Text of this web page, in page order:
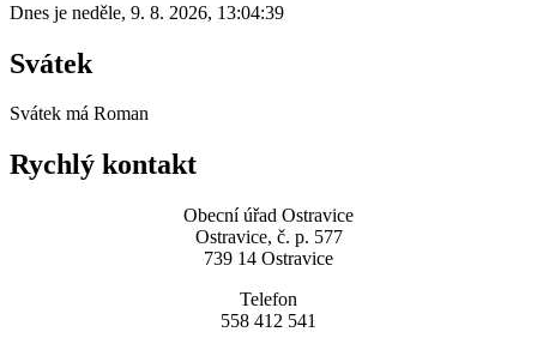
Dnes je neděle, 9. 8. 2026, 13:04:39
Svátek
Svátek má Roman
Rychlý kontakt
Obecní úřad Ostravice
Ostravice, č. p. 577
739 14 Ostravice
Telefon
558 412 541